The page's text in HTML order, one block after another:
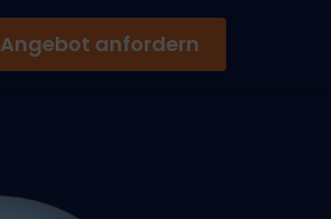
Angebot anfordern